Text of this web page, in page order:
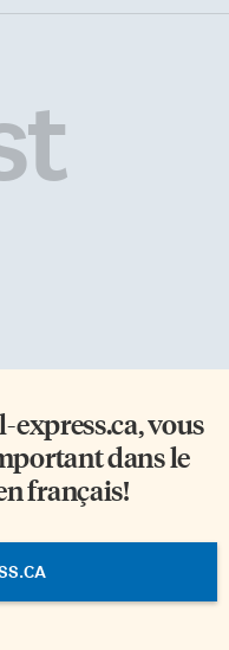
l-express.ca, vous
dans le
français!